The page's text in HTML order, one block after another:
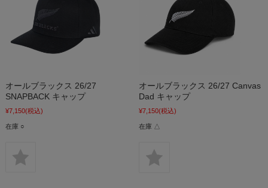
オールブラックス 26/27
SNAPBACK キャップ
¥7,150(税込)
在庫 ○
オールブラックス 26/27 Canvas
Dad キャップ
¥7,150(税込)
在庫 △